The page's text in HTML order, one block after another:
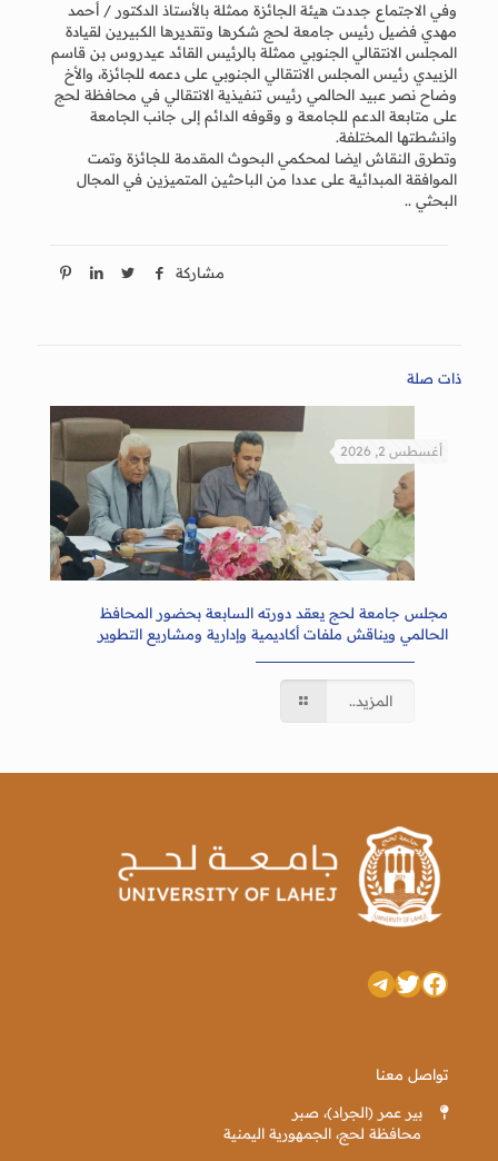
وفي الاجتماع جددت هيئة الجائزة ممثلة بالأستاذ الدكتور / أحمد
مهدي فضيل رئيس جامعة لحج شكرها وتقديرها الكبيرين لقيادة
المجلس الانتقالي الجنوبي ممثلة بالرئيس القائد عيدروس بن قاسم
الزبيدي رئيس المجلس الانتقالي الجنوبي على دعمه للجائزة، والأخ
وضاح نصر عبيد الحالمي رئيس تنفيذية الانتقالي في محافظة لحج
على متابعة الدعم للجامعة و وقوفه الدائم إلى جانب الجامعة
وانشطتها المختلفة.
وتطرق النقاش ايضا لمحكمي البحوث المقدمة للجائزة وتمت
الموافقة المبدائية على عددا من الباحثين المتميزين في المجال
البحثي ..
مشاركة
ذات صلة
أغسطس 2, 2026
مجلس جامعة لحج يعقد دورته السابعة بحضور المحافظ
الحالمي ويناقش ملفات أكاديمية وإدارية ومشاريع التطوير
المزيد..
فيسبوك
تويترتيليجرام
تواصل معنا
بير عمر (الجراد)، صبر
محافظة لحج، الجمهورية اليمنية